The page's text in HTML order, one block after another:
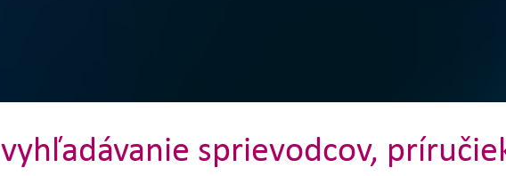
sprievodcov,